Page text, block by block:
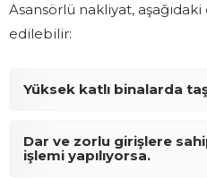
Asansörlü nakliyat,
edilebilir:
Yüksek katlı binalarda
Dar ve zorlu girişlere
işlemi yapılıyorsa.